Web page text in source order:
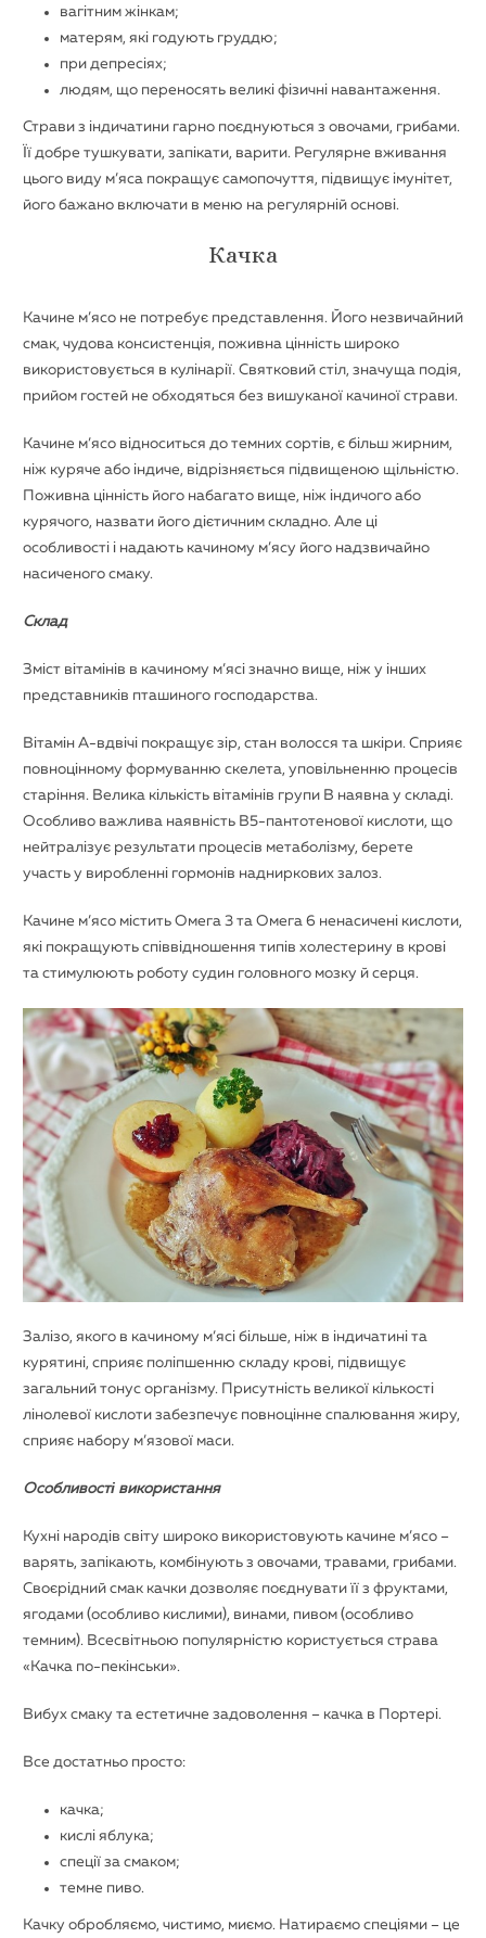
вагітним жінкам;
матерям, які годують груддю;
при депресіях;
людям, що переносять великі фізичні навантаження.
Страви з індичатини гарно поєднуються з овочами, грибами.
Її добре тушкувати, запікати, варити. Регулярне вживання
цього виду м’яса покращує самопочуття, підвищує імунітет,
його бажано включати в меню на регулярній основі.
Качка
Качине м’ясо не потребує представлення. Його незвичайний
смак, чудова консистенція, поживна цінність широко
використовується в кулінарії. Святковий стіл, значуща подія,
прийом гостей не обходяться без вишуканої качиної страви.
Качине м’ясо відноситься до темних сортів, є більш жирним,
ніж куряче або індиче, відрізняється підвищеною щільністю.
Поживна цінність його набагато вище, ніж індичого або
курячого, назвати його дієтичним складно. Але ці
особливості і надають качиному м’ясу його надзвичайно
насиченого смаку.
Склад
Зміст вітамінів в качиному м’ясі значно вище, ніж у інших
представників пташиного господарства.
Вітамін А-вдвічі покращує зір, стан волосся та шкіри. Сприяє
повноцінному формуванню скелета, уповільненню процесів
старіння. Велика кількість вітамінів групи В наявна у складі.
Особливо важлива наявність В5-пантотенової кислоти, що
нейтралізує результати процесів метаболізму, берете
участь у виробленні гормонів надниркових залоз.
Качине м’ясо містить Омега 3 та Омега 6 ненасичені кислоти,
які покращують співвідношення типів холестерину в крові
та стимулюють роботу судин головного мозку й серця.
Залізо, якого в качиному м’ясі більше, ніж в індичатині та
курятині, сприяє поліпшенню складу крові, підвищує
загальний тонус організму. Присутність великої кількості
лінолевої кислоти забезпечує повноцінне спалювання жиру,
сприяє набору м’язової маси.
Особливості використання
Кухні народів світу широко використовують качине м’ясо –
варять, запікають, комбінують з овочами, травами, грибами.
Своєрідний смак качки дозволяє поєднувати її з фруктами,
ягодами (особливо кислими), винами, пивом (особливо
темним). Всесвітньою популярністю користується страва
«Качка по-пекінськи».
Вибух смаку та естетичне задоволення – качка в Портері.
Все достатньо просто:
качка;
кислі яблука;
спеції за смаком;
темне пиво.
Качку обробляємо, чистимо, миємо. Натираємо спеціями – це